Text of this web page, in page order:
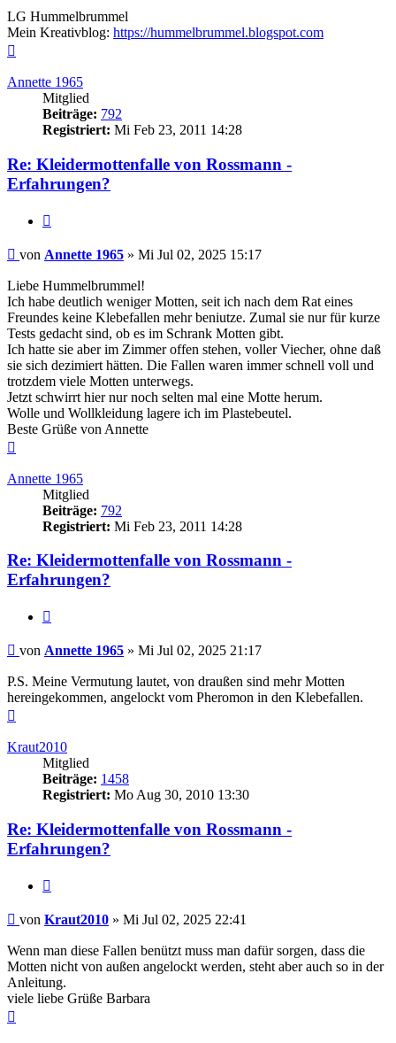
LG Hummelbrummel
Mein Kreativblog: https://hummelbrummel.blogspot.com
Annette 1965
Mitglied
Beiträge: 792
Registriert: Mi Feb 23, 2011 14:28
Re: Kleidermottenfalle von Rossmann -
Erfahrungen?
Beitrag
von Annette 1965 » Mi Jul 02, 2025 15:17
Liebe Hummelbrummel!
Ich habe deutlich weniger Motten, seit ich nach dem Rat eines
Freundes keine Klebefallen mehr beniutze. Zumal sie nur für kurze
Tests gedacht sind, ob es im Schrank Motten gibt.
Ich hatte sie aber im Zimmer offen stehen, voller Viecher, ohne daß
sie sich dezimiert hätten. Die Fallen waren immer schnell voll und
trotzdem viele Motten unterwegs.
Jetzt schwirrt hier nur noch selten mal eine Motte herum.
Wolle und Wollkleidung lagere ich im Plastebeutel.
Beste Grüße von Annette
Annette 1965
Mitglied
Beiträge: 792
Registriert: Mi Feb 23, 2011 14:28
Re: Kleidermottenfalle von Rossmann -
Erfahrungen?
Beitrag
von Annette 1965 » Mi Jul 02, 2025 21:17
P.S. Meine Vermutung lautet, von draußen sind mehr Motten
hereingekommen, angelockt vom Pheromon in den Klebefallen.
Kraut2010
Mitglied
Beiträge: 1458
Registriert: Mo Aug 30, 2010 13:30
Re: Kleidermottenfalle von Rossmann -
Erfahrungen?
Beitrag
von Kraut2010 » Mi Jul 02, 2025 22:41
Wenn man diese Fallen benützt muss man dafür sorgen, dass die
Motten nicht von außen angelockt werden, steht aber auch so in der
Anleitung.
viele liebe Grüße Barbara